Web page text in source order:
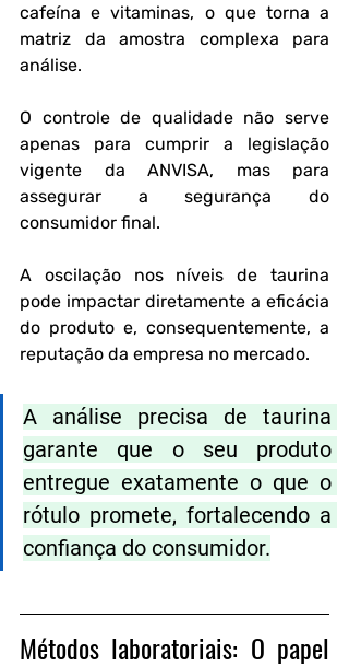
cafeína e vitaminas, o que torna a
matriz da amostra complexa para
análise.
O controle de qualidade não serve
apenas para cumprir a legislação
vigente da ANVISA, mas para
assegurar a segurança do
consumidor final.
A oscilação nos níveis de taurina
pode impactar diretamente a eficácia
do produto e, consequentemente, a
reputação da empresa no mercado.
A análise precisa de taurina
garante que o seu produto
entregue exatamente o que o
rótulo promete, fortalecendo a
confiança do consumidor.
Métodos laboratoriais: O papel